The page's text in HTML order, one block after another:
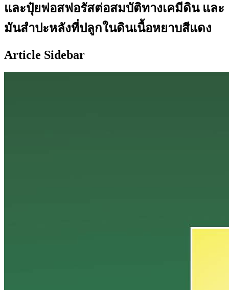
และปุ๋ยฟอสฟอรัสต่อสมบัติทางเคมีดิน และ
มันสำปะหลังที่ปลูกในดินเนื้อหยาบสีแดง
Article Sidebar